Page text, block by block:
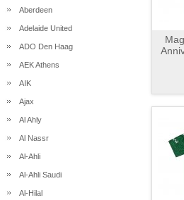
Aberdeen
Adelaide United
ADO Den Haag
AEK Athens
AIK
Ajax
Al Ahly
Al Nassr
Al-Ahli
Al-Ahli Saudi
Al-Hilal